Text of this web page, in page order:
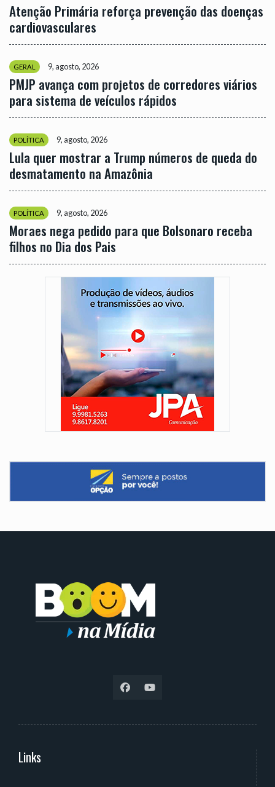
Atenção Primária reforça prevenção das doenças
cardiovasculares
GERAL 9, agosto, 2026
PMJP avança com projetos de corredores viários
para sistema de veículos rápidos
POLÍTICA 9, agosto, 2026
Lula quer mostrar a Trump números de queda do
desmatamento na Amazônia
POLÍTICA 9, agosto, 2026
Moraes nega pedido para que Bolsonaro receba
filhos no Dia dos Pais
Links
Serviços